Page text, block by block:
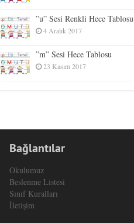
”u” Sesi Renkli Hece Tablosu
4 Aralık 2017
”m” Sesi Hece Tablosu
23 Kasım 2017
Bağlantılar
Okulumuz
Beslenme Listesi
Sınıf Kuralları
İletişim